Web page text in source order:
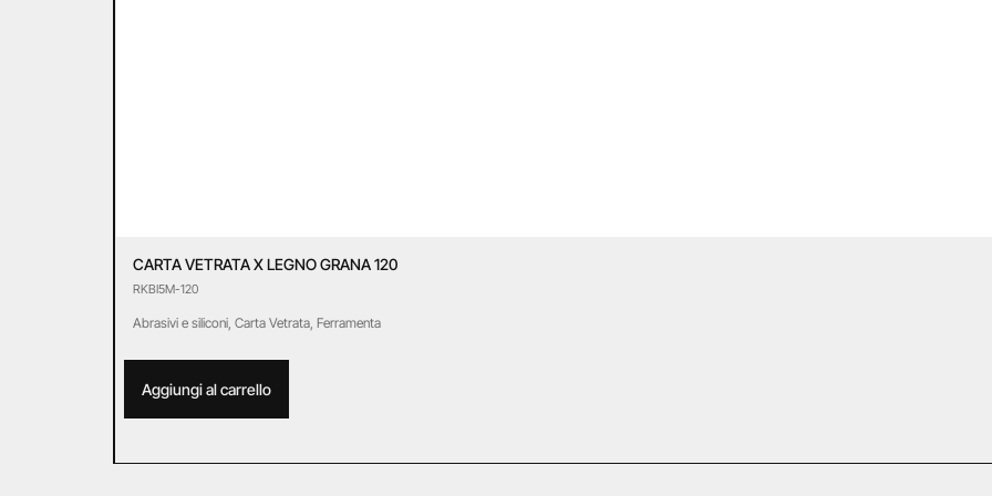
CARTA VETRATA X LEGNO GRANA 120
RKBI5M-120
Abrasivi e siliconi, Carta Vetrata, Ferramenta
Aggiungi al carrello